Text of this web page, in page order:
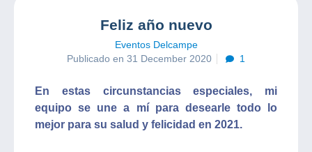
Feliz año nuevo
Eventos Delcampe
Publicado en 31 December 2020
1
En estas circunstancias especiales, mi
equipo se une a mí para desearle todo lo
mejor para su salud y felicidad en 2021.